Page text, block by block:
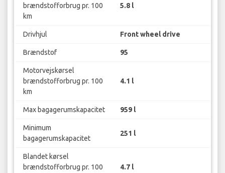
brændstofforbrug pr. 100
km
5.8 l
Drivhjul Front wheel drive
Brændstof 95
Motorvejskørsel
brændstofforbrug pr. 100
km
4.1 l
Max bagagerumskapacitet 959 l
Minimum
bagagerumskapacitet
251 l
Blandet kørsel
brændstofforbrug pr. 100
4.7 l